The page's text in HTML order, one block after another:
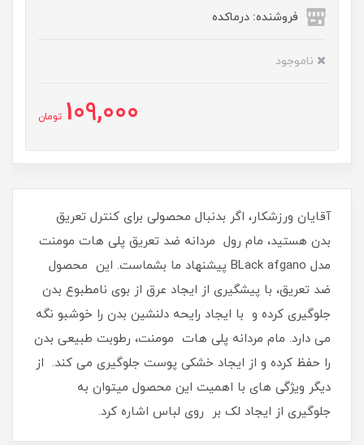
فروشنده: درماکده
ناموجود
109,000 تومان
آقایان ورزشکار، اگر بدنبال محصولی برای کنترل تعریق
بدن هستید، مام رول مردانه ضد تعریق پلی هات مومنت
مدل BLack afgano پیشنهاد ما بشماست. این محصول
ضد تعریق، با پیشگیری از ایجاد عرق از بوی نامطبوع بدن
جلوگیری کرده و با ایجاد رایحه دلنشین بدن را خوشبو نگه
می دارد. مام مردانه پلی هات مومنت، رطوبت طبیعی بدن
را حفظ کرده و از ایجاد خشکی پوست جلوگیری می کند. از
دیگر ویژگی های با اهمیت این محصول میتوان به
جلوگیری از ایجاد لک بر روی لباس اشاره کرد.